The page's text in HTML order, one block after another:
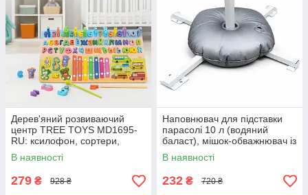
Дерев'яний розвиваючий
центр TREE TOYS MD1695-
RU: ксилофон, сортери,
рибальство, 10 рибок
В наявності
279 ₴ 928 ₴
Наповнювач для підставки
парасолі 10 л (водяний
баласт), мішок-обважнювач із
клапаном
В наявності
232 ₴ 720 ₴